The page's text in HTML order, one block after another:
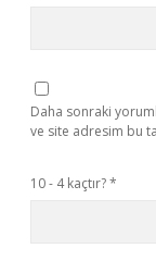
Daha sonraki
ve site adresim bu
10 - 4 kaçtır?*